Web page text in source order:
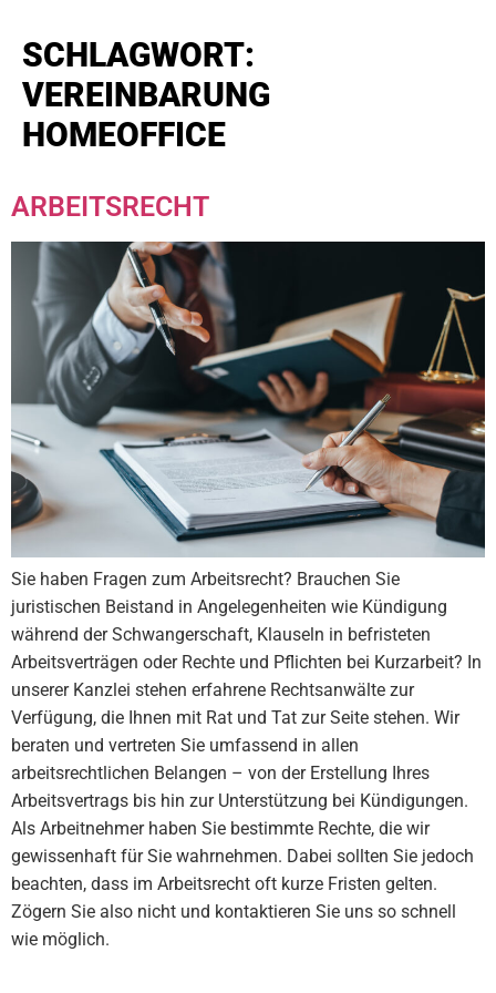
SCHLAGWORT:
VEREINBARUNG
HOMEOFFICE
ARBEITSRECHT
Sie haben Fragen zum Arbeitsrecht? Brauchen Sie
juristischen Beistand in Angelegenheiten wie Kündigung
während der Schwangerschaft, Klauseln in befristeten
Arbeitsverträgen oder Rechte und Pflichten bei Kurzarbeit? In
unserer Kanzlei stehen erfahrene Rechtsanwälte zur
Verfügung, die Ihnen mit Rat und Tat zur Seite stehen. Wir
beraten und vertreten Sie umfassend in allen
arbeitsrechtlichen Belangen – von der Erstellung Ihres
Arbeitsvertrags bis hin zur Unterstützung bei Kündigungen.
Als Arbeitnehmer haben Sie bestimmte Rechte, die wir
gewissenhaft für Sie wahrnehmen. Dabei sollten Sie jedoch
beachten, dass im Arbeitsrecht oft kurze Fristen gelten.
Zögern Sie also nicht und kontaktieren Sie uns so schnell
wie möglich.